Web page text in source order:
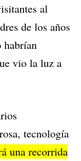
al
de los años
vio la luz a
tecnología
una recorrida